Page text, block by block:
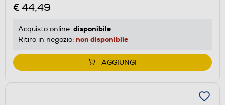
€ 44,49
Acquisto online: disponibile
Ritiro in negozio: non disponibile
AGGIUNGI